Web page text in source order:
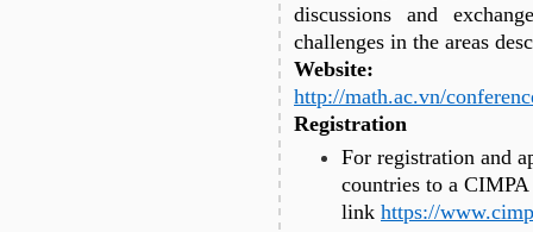
discussions and
challenges in the areas
Website:
http://math.ac.vn/
Registration
For registration and
countries to a
link https://